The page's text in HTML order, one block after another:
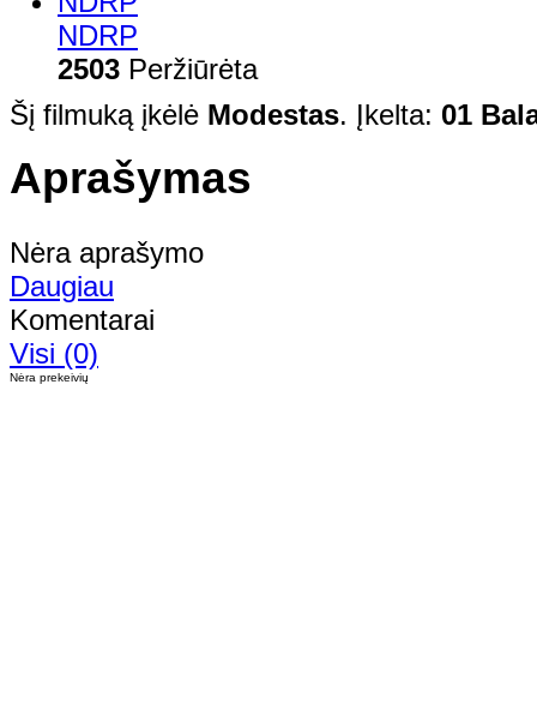
NDRP
2503 Peržiūrėta
Šį filmuką įkėlė Modestas. Įkelta: 01
Aprašymas
Nėra aprašymo
Daugiau
Komentarai
Visi (0)
Nėra prekeivių